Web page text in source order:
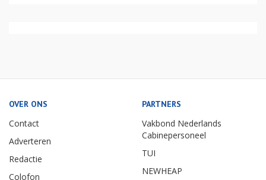
OVER ONS
Contact
Adverteren
Redactie
Colofon
PARTNERS
Vakbond Nederlands
Cabinepersoneel
TUI
NEWHEAP